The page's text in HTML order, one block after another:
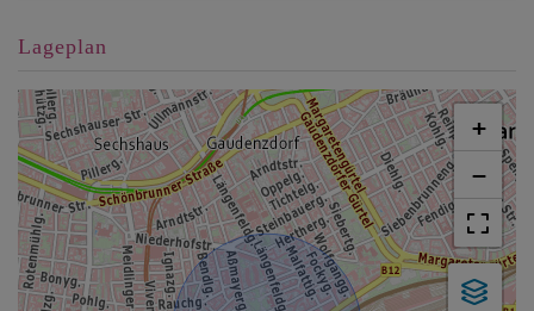
Lageplan
+
−